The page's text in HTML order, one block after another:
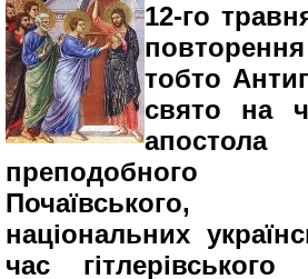
12-го
тобто
свято на
преподобного
Почаївського,
національних
час